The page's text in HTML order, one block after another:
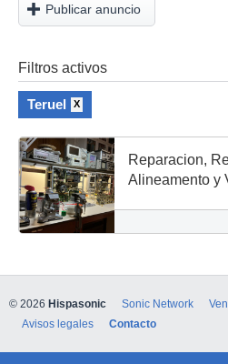
Publicar anuncio
Filtros activos
Teruel X
Reparacion,
Alineamento y
© 2026 Hispasonic Sonic Network
Avisos legales
Contacto